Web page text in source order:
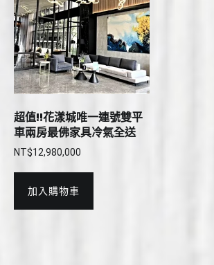
超值!!花漾城唯一連號雙平
車兩房最佛家具冷氣全送
NT$12,980,000
加入購物車